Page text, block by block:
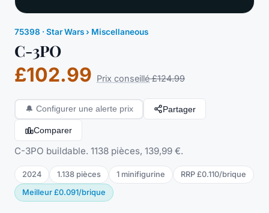
75398 ·Star Wars› Miscellaneous
C-3PO
£102.99 Prix conseillé £124.99
🔔 Configurer une alerte prix Partager
Comparer
C-3PO buildable. 1138 pièces, 139,99 €.
2024 1.138 pièces 1 minifigurine RRP £0.110/brique
Meilleur £0.091/brique